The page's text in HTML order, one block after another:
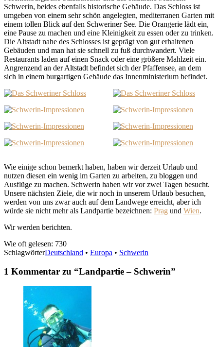
Schwerin, beides ebenfalls historische Gebäude. Das Schloss ist
umgeben von einem sehr schön angelegten, mediterranen Garten mit
einem tollen Blick auf den Schweriner See. Die Orangerie lädt ein,
eine Pause zu machen und eine Kleinigkeit zu essen oder zu trinken.
Die Altstadt nahe des Schlosses ist geprägt von gut erhaltenen
Gebäuden und man hat sie schnell zu fuß durchwandert. Viele
Restaurants laden auf einen Snack oder eine größere Mahlzeit ein.
Angrenzend an der Altstadt befindet sich der Pfaffensee, an dem
sich in einem burgartigen Gebäude das Innenministerium befindet.
Wie einige schon bemerkt haben, haben wir derzeit Urlaub und
nutzen diesen ein wenig im Garten zu arbeiten, zu bloggen und
Ausflüge zu machen. Schwerin haben wir vor zwei Tagen besucht.
Unsere nächsten Ziele, die wir noch in unserem Urlaub besuchen,
werden von uns zwar auch auf dem Landwege erreicht, aber ich
würde sie nicht mehr als Landpartie bezeichnen: Prag und Wien.
Wir werden berichten.
Wie oft gelesen: 730
SchlagwörterDeutschland • Europa • Schwerin
1 Kommentar zu “Landpartie – Schwerin”